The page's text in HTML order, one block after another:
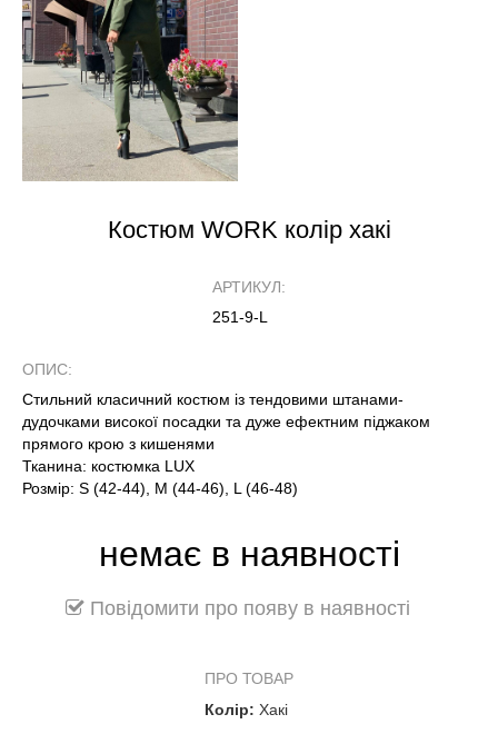
Костюм WORK колір хакі
АРТИКУЛ:
251-9-L
ОПИС:
Стильний класичний костюм із тендовими штанами-
дудочками високої посадки та дуже ефектним піджаком
прямого крою з кишенями
Тканина: костюмка LUX
Розмір: S (42-44), М (44-46), L (46-48)
немає в наявності
Повідомити про появу в наявності
ПРО ТОВАР
Колір: Хакі